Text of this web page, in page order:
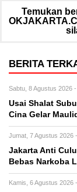
Temukan
BERITA
Sabtu, 8 Agustus 2026
Usai Shalat
Cina Gelar
Jumat, 7 Agustus 2026
Jakarta Anti
Bebas Narkoba
Kamis, 6 Agustus 2026